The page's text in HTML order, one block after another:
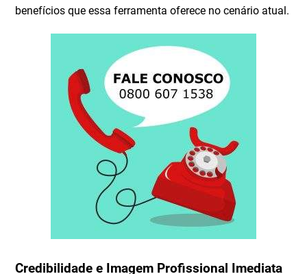
benefícios que essa ferramenta oferece no cenário atual.
Credibilidade e Imagem Profissional Imediata